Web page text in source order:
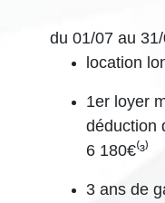
du 01/07 au
location
1er loyer
déduction
6 180€⁽³⁾
3 ans de